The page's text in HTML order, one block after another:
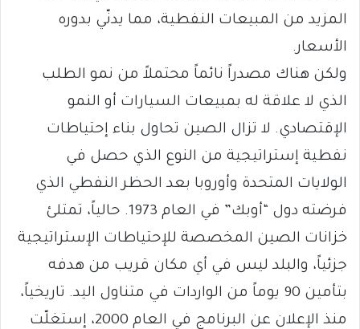
المزيد من المبيعات النفطية، مما يدنّي بدوره
الأسعار.
ولكن هناك مصدراً نائماً محتملاً من نمو الطلب
الذي لا علاقة له بمبيعات السيارات أو النمو
الإقتصادي. لا تزال الصين تحاول بناء إحتياطات
نفطية إستراتيجية من النوع الذي حصل في
الولايات المتحدة وأوروبا بعد الحظر النفطي الذي
فرضته دول “أوبك” في العام 1973. حالياً، تمتلئ
خزانات الصين المخصصة للإحتياطات الإستراتيجية
جزئياً، والبلد ليس في أي مكان قريب من هدفه
بتأمين 90 يوماً من الواردات في متناول اليد. تاريخياً،
منذ الإعلان عن البرنامج في العام 2000، إستغلّت